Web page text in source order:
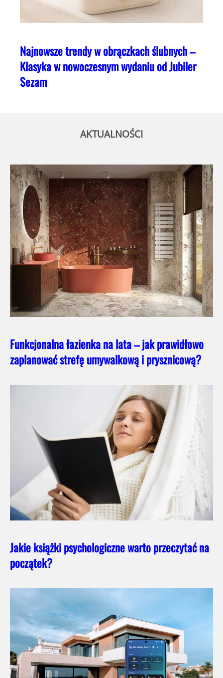
Najnowsze trendy w obrączkach ślubnych –
Klasyka w nowoczesnym wydaniu od Jubiler
Sezam
AKTUALNOŚCI
Funkcjonalna łazienka na lata – jak prawidłowo
zaplanować strefę umywalkową i prysznicową?
Jakie książki psychologiczne warto przeczytać na
początek?